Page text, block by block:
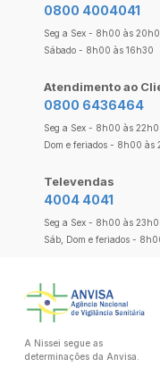
0800 4004041
Seg a Sex - 8h00 às
Sábado - 8h00 às 16h30
Atendimento ao
0800 6436464
Seg a Sex - 8h00 às
Dom e feriados - 8h00 às
Televendas
4004 4041
Seg a Sex - 8h00 às
Sáb, Dom e feriados -
A Nissei segue as
determinações da Anvisa.